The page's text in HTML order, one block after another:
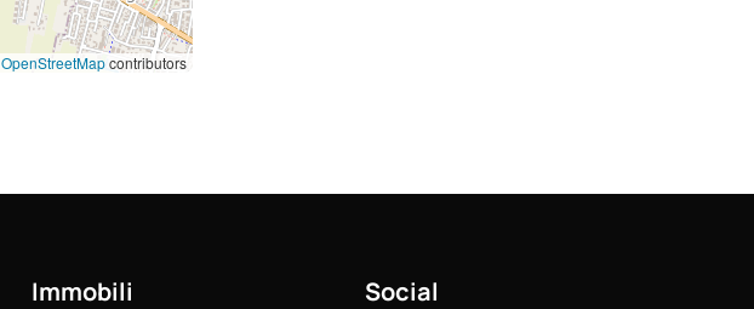
OpenStreetMapcontributors
Immobili Social